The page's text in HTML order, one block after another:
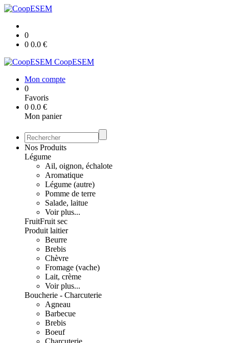
0
0 0.0 €
CoopESEM
Mon compte
0
Favoris
0 0.0 €
Mon panier
Nos Produits
Légume
Ail, oignon, échalote
Aromatique
Légume (autre)
Pomme de terre
Salade, laitue
Voir plus...
FruitFruit sec
Produit laitier
Beurre
Brebis
Chèvre
Fromage (vache)
Lait, crème
Voir plus...
Boucherie - Charcuterie
Agneau
Barbecue
Brebis
Boeuf
Charcuterie